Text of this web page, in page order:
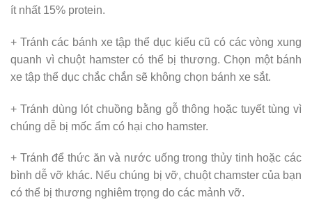
ít nhất 15% protein.
+ Tránh các bánh xe tập thể dục kiểu cũ có các vòng xung
quanh vì chuột hamster có thể bị thương. Chọn một bánh
xe tập thể dục chắc chắn sẽ không chọn bánh xe sắt.
+ Tránh dùng lót chuồng bằng gỗ thông hoặc tuyết tùng vì
chúng dễ bị mốc ẩm có hại cho hamster.
+ Tránh để thức ăn và nước uống trong thủy tinh hoặc các
bình dễ vỡ khác. Nếu chúng bị vỡ, chuột chamster của bạn
có thể bị thương nghiêm trọng do các mảnh vỡ.